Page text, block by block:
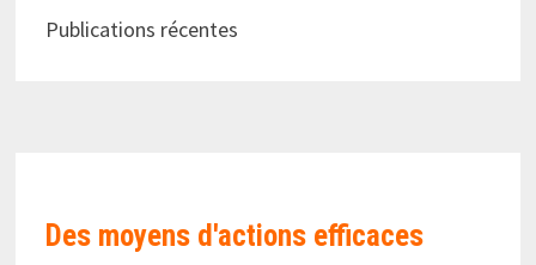
Publications récentes
Des moyens d'actions efficaces